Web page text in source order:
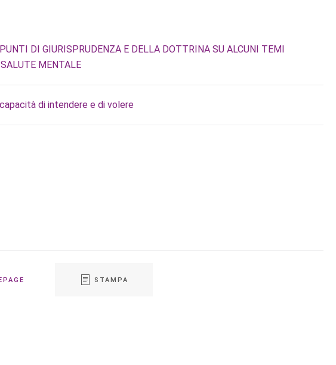
DI GIURISPRUDENZA E DELLA DOTTRINA SU ALCUNI TEMI
MENTALE
di intendere e di volere
STAMPA